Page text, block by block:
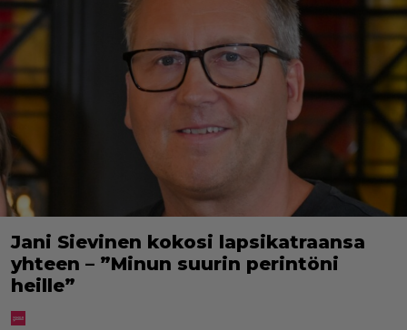
Jani Sievinen kokosi lapsikatraansa
yhteen – ”Minun suurin perintöni
heille”